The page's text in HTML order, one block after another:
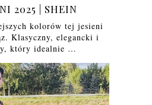
2025 | SHEIN
kolorów tej jesieni
Klasyczny, elegancki i
który idealnie …